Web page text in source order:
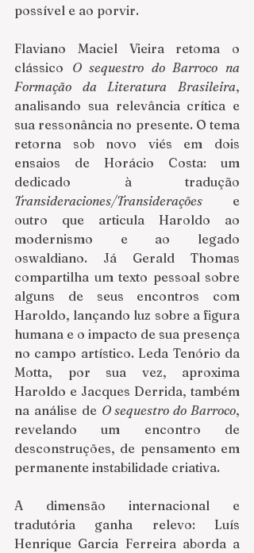
possível e ao porvir.
Flaviano Maciel Vieira retoma o
clássico O sequestro do Barroco na
Formação da Literatura Brasileira,
analisando sua relevância crítica e
sua ressonância no presente. O tema
retorna sob novo viés em dois
ensaios de Horácio Costa: um
Transideraciones/Transiderações e
outro que articula Haroldo ao
modernismo e ao legado
oswaldiano. Já Gerald Thomas
compartilha um texto pessoal sobre
alguns de seus encontros com
Haroldo, lançando luz sobre a figura
humana e o impacto de sua presença
no campo artístico. Leda Tenório da
Motta, por sua vez, aproxima
Haroldo e Jacques Derrida, também
na análise de O sequestro do Barroco,
revelando um encontro de
desconstruções, de pensamento em
permanente instabilidade criativa.
A dimensão internacional e
tradutória ganha relevo: Luís
Henrique Garcia Ferreira aborda a